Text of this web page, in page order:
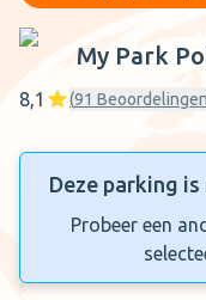
My Park Point
My Park
8,1 (91 Beoordelingen
Deze parking
Probeer een